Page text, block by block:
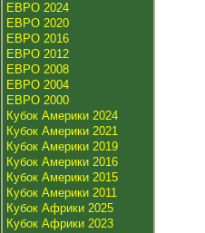
ЕВРО 2024
ЕВРО 2020
ЕВРО 2016
ЕВРО 2012
ЕВРО 2008
ЕВРО 2004
ЕВРО 2000
Кубок Америки 2024
Кубок Америки 2021
Кубок Америки 2019
Кубок Америки 2016
Кубок Америки 2015
Кубок Америки 2011
Кубок Африки 2025
Кубок Африки 2023